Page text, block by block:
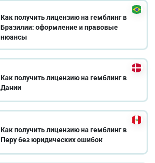
Как получить лицензию на гемблинг в
Бразилии: оформление и правовые
нюансы
Как получить лицензию на гемблинг в
Дании
Как получить лицензию на гемблинг в
Перу без юридических ошибок